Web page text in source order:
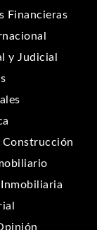
Financieras
y Judicial
Construcción